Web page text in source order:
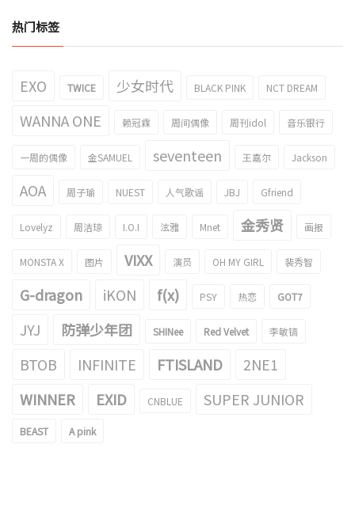
热门标签
EXO TWICE 少女时代 BLACK PINK NCT DREAM
WANNA ONE 赖冠霖 周间偶像 周刊idol 音乐银行
一周的偶像 金SAMUEL seventeen 王嘉尔 Jackson
AOA 周子瑜 NUEST 人气歌谣 JBJ Gfriend
Lovelyz 周洁琼 I.O.I 泫雅 Mnet 金秀贤 画报
MONSTA X 图片 VIXX 演员 OH MY GIRL 裴秀智
G-dragon iKON f(x) PSY 热恋 GOT7
JYJ 防弹少年团 SHINee Red Velvet 李敏镐
BTOB INFINITE FTISLAND
2NE1
WINNER
EXID CNBLUE SUPER JUNIOR
BEAST A pink